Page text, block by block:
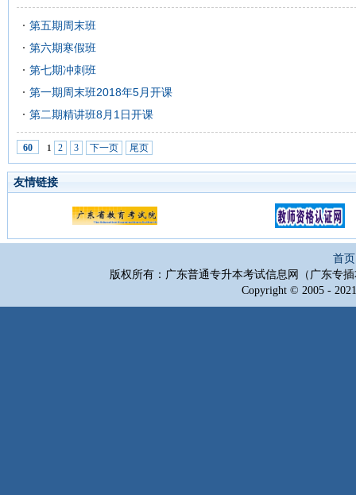
第五期周末班
第六期寒假班
第七期冲刺班
第一期周末班2018年5月开课
第二期精讲班8月1日开课
60 1 2 3 下一页 尾页
友情链接
首页
版权所有：广东普通专升本考试信息网（广东专
Copyright © 2005 -